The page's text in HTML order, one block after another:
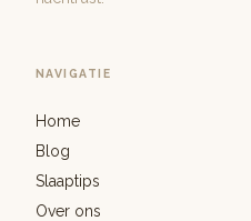
NAVIGATIE
Home
Blog
Slaaptips
Over ons